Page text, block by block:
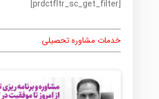
[prdctfltr_sc_get_filter]
خدمات مشاوره تحصیلی